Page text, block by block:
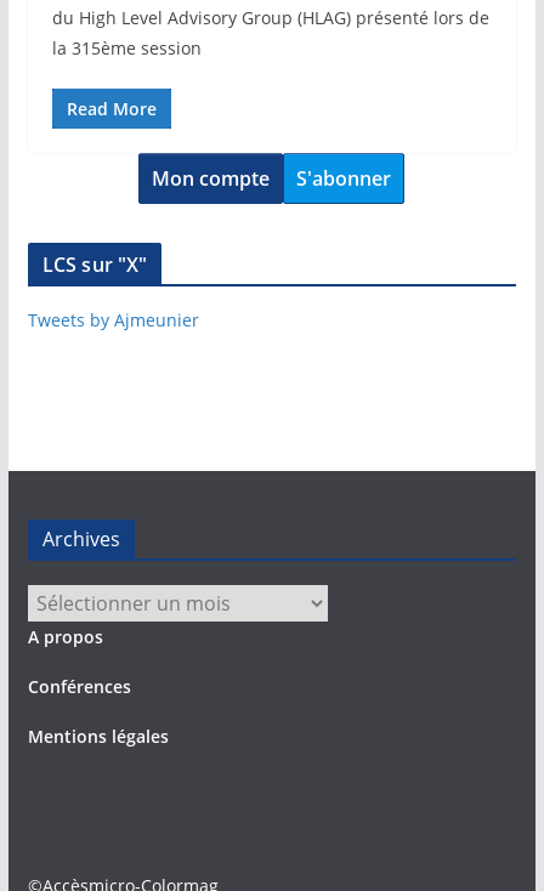
du High Level Advisory Group (HLAG) présenté lors de
la 315ème session
Read More
Mon compte S'abonner
LCS sur "X"
Tweets by Ajmeunier
Archives
Archives
A propos
Conférences
Mentions légales
©Accèsmicro-Colormag